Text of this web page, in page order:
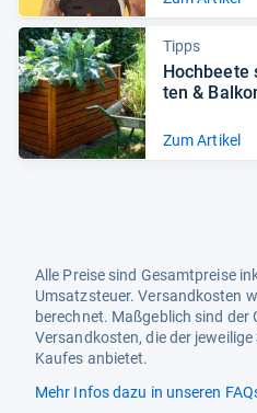
Tipps
ten &
Zum Artikel
Alle Preise sind Gesamtpreise
Umsatzsteuer. Versandkosten
berechnet. Maßgeblich sind der
Versandkosten, die der
Kaufes anbietet.
Mehr Infos dazu in unseren